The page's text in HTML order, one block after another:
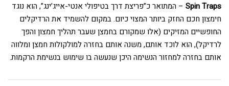
Spin Traps – המתואר כ”פריצת דרך בטיפולי אנטי-אייג’ינג”, הוא נוגד
חימצון חכם החזק ביותר המצוי כיום. במקום להשמיד את הרדיקלים
החופשיים המזיקים (אלו שמקורם בחמצן שעבר תהליך חמצון והפך
לרדיקל), הוא לוכד אותם, משנה אותם בחזרה למולקולות חמצן ומלווה
אותם בחזרה למחזור הנשימה היכן שנעשה בו שימוש בנשימת הרקמות.